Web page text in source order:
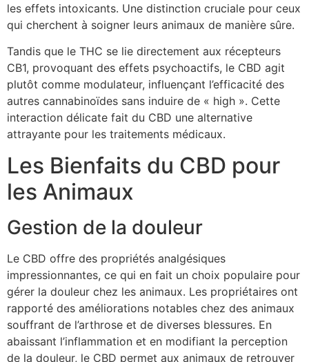
les effets intoxicants. Une distinction cruciale pour ceux
qui cherchent à soigner leurs animaux de manière sûre.
Tandis que le THC se lie directement aux récepteurs
CB1, provoquant des effets psychoactifs, le CBD agit
plutôt comme modulateur, influençant l’efficacité des
autres cannabinoïdes sans induire de « high ». Cette
interaction délicate fait du CBD une alternative
attrayante pour les traitements médicaux.
Les Bienfaits du CBD pour
les Animaux
Gestion de la douleur
Le CBD offre des propriétés analgésiques
impressionnantes, ce qui en fait un choix populaire pour
gérer la douleur chez les animaux. Les propriétaires ont
rapporté des améliorations notables chez des animaux
souffrant de l’arthrose et de diverses blessures. En
abaissant l’inflammation et en modifiant la perception
de la douleur, le CBD permet aux animaux de retrouver